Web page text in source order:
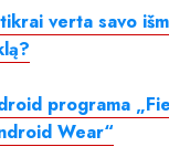
verta savo
programa
Wear“